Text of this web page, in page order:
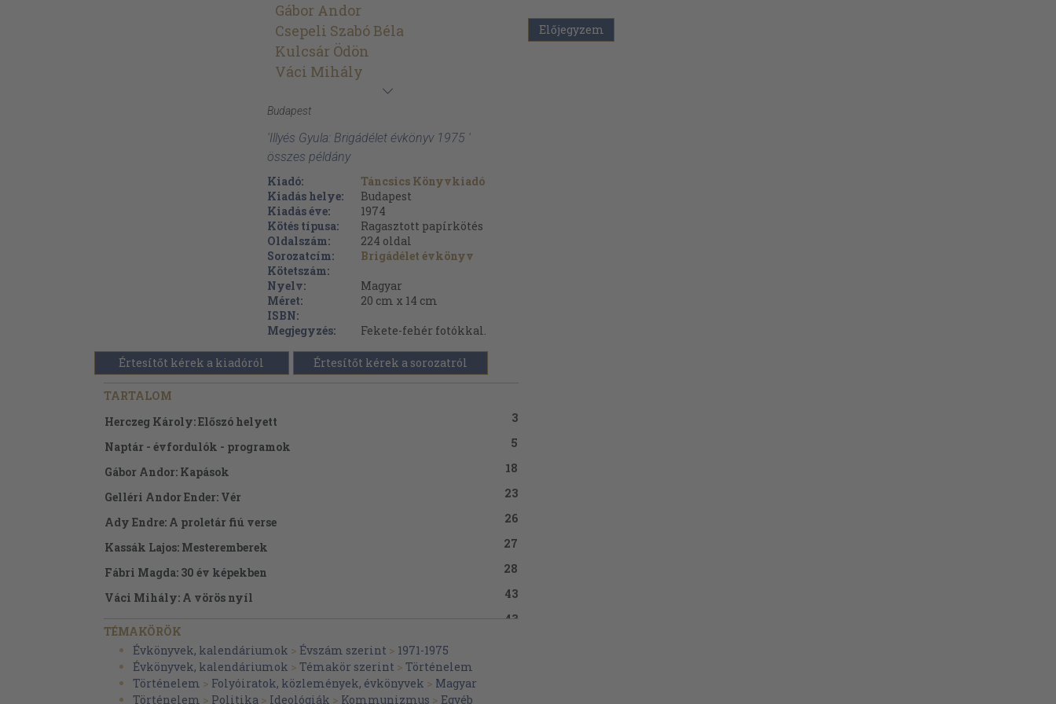
Gábor Andor
Csepeli Szabó Béla
Kulcsár Ödön
Váci Mihály
Budapest
'Illyés Gyula: Brigádélet évkönyv 1975 '
összes példány
Kiadó:
Táncsics Könyvkiadó
Kiadás helye:
Budapest
Kiadás éve:
1974
Kötés típusa:
Ragasztott papírkötés
Oldalszám:
224 oldal
Sorozatcím:
Brigádélet évkönyv
Kötetszám:
Nyelv:
Magyar
Méret:
20 cm x 14 cm
ISBN:
Megjegyzés:
Fekete-fehér fotókkal.
Értesítőt kérek a kiadóról Értesítőt kérek a sorozatról
TARTALOM
Herczeg Károly: Előszó helyett
3
Naptár - évfordulók - programok
5
Gábor Andor: Kapások
18
Gelléri Andor Ender: Vér
23
Ady Endre: A proletár fiú verse
26
Kassák Lajos: Mesteremberek
27
Fábri Magda: 30 év képekben
28
Váci Mihály: A vörös nyíl
43
Vészi Endre: A kimondott s a kimondatlan
43
Fülöp János: Egy pesti munkásdinasztia
Csepeli Szabó Béla: Vasflóra
Mátyás Ferenc: Róluk beszélek
TÉMAKÖRÖK
Évkönyvek, kalendáriumok > Évszám szerint > 1971-1975
Évkönyvek, kalendáriumok > Témakör szerint > Történelem
Történelem > Folyóiratok, közlemények, évkönyvek > Magyar
Történelem > Politika > Ideológiák > Kommunizmus > Egyéb
Előjegyzem